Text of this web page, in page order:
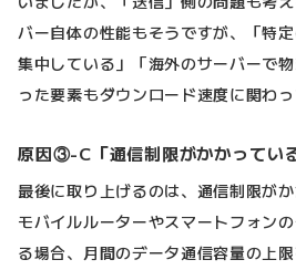
バー自体の性能もそうですが、「特
集中している」「海外のサーバーで
った要素もダウンロード速度に関わっ
原因③-C「通信制限がかかっている
最後に取り上げるのは、通信制限が
モバイルルーターやスマートフォン
る場合、月間のデータ通信容量の上